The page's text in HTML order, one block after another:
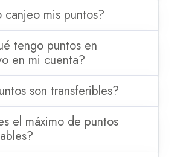
canjeo mis puntos?
tengo puntos en
en mi cuenta?
son transferibles?
el máximo de puntos